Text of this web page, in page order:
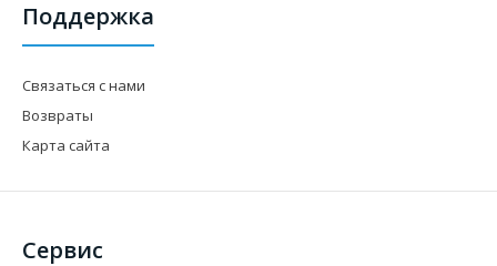
Поддержка
Связаться с нами
Возвраты
Карта сайта
Сервис